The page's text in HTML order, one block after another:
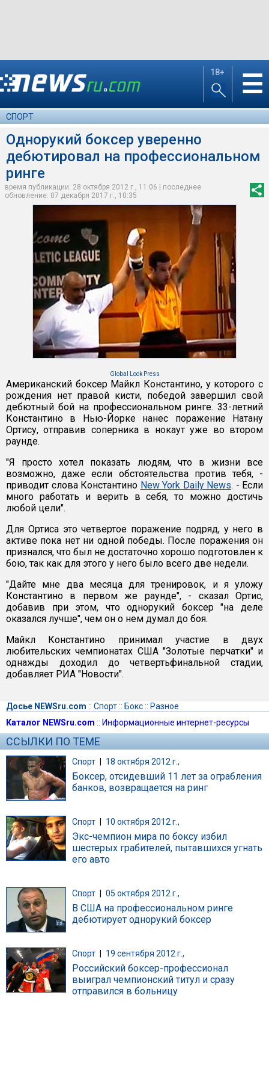
18+ ☰
СПОРТ
Однорукий боксер уверенно
дебютировал на профессиональном
ринге
время публикации: 28 октября 2012 г., 11:06 | последнее
обновление: 07 декабря 2017 г., 10:35
Global Look Press
Американский боксер Майкл Константино, у которого с
рождения нет правой кисти, победой завершил свой
дебютный бой на профессиональном ринге. 33-летний
Константино в Нью-Йорке нанес поражение Натану
Ортису, отправив соперника в нокаут уже во втором
раунде.
"Я просто хотел показать людям, что в жизни все
возможно, даже если обстоятельства против тебя, -
приводит слова Константино New York Daily News. - Если
много работать и верить в себя, то можно достичь
любой цели".
Для Ортиса это четвертое поражение подряд, у него в
активе пока нет ни одной победы. После поражения он
признался, что был не достаточно хорошо подготовлен к
бою, так как для этого у него было всего две недели.
"Дайте мне два месяца для тренировок, и я уложу
Константино в первом же раунде", - сказал Ортис,
добавив при этом, что однорукий боксер "на деле
оказался лучше", чем он о нем думал до боя.
Майкл Константино принимал участие в двух
любительских чемпионатах США "Золотые перчатки" и
однажды доходил до четвертьфинальной стадии,
добавляет РИА "Новости".
Досье NEWSru.com :: Спорт:: Бокс:: Разное
Каталог NEWSru.com :: Информационные интернет-ресурсы
ССЫЛКИ ПО ТЕМЕ
Спорт | 18 октября 2012 г.,
Боксер, отсидевший 11 лет за ограбления
банков, возвращается на ринг
Спорт 10 октября 2012 г.,
Экс-чемпион мира по боксу избил
шестерых грабителей, пытавшихся угнать
его авто
Спорт 05 октября 2012 г.,
В США на профессиональном ринге
дебютирует однорукий боксер
Спорт 19 сентября 2012 г.,
Российский боксер-профессионал
выиграл чемпионский титул и сразу
отправился в больницу